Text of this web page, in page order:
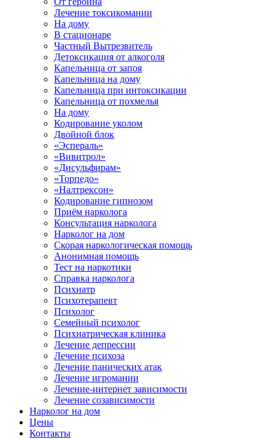
Лечение токсикомании
На дому
В стационаре
Частный Вытрезвитель
Детоксикация от алкоголя
Капельница от запоя
Капельница на дому
Капельница при интоксикации
Капельница от похмелья
На дому
Кодирование уколом
Двойной блок
«Эспераль»
«Вивитрол»
«Дисульфирам»
«Торпедо»
«Налтрексон»
Кодирование гипнозом
Приём нарколога
Консультация нарколога
Нарколог на дом
Скорая наркологическая помощь
Анонимная помощь
Тест на наркотики
Справка нарколога
Психиатр
Психотерапевт
Психолог
Семейный психолог
Психиатрическая клиника
Лечение депрессии
Лечение психоза
Лечение панических атак
Лечение игромании
Лечение-интернет зависимости
Лечение созависимости
Нарколог на дом
Цены
Контакты